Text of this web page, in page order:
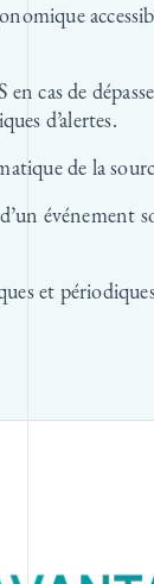
en cas de
d’alertes.
de la
événement
et